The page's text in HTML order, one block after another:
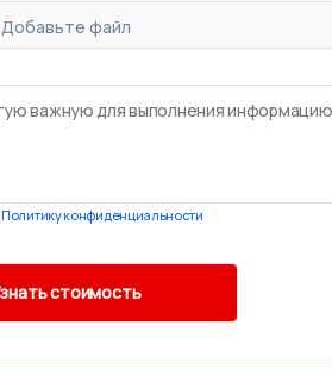
Добавьте файл
Политику конфиденциальности